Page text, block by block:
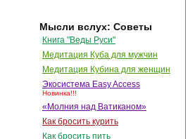
Мысли вслух: Советы
Книга "Веды Руси"
Медитация Куба для мужчин
Медитация Кубина для женщин
Экосистема Easy Access
Новинка!!!
«Молния над Ватиканом»
Как бросить курить
Как бросить пить